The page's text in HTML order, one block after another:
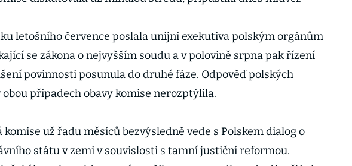
letošního července poslala unijní exekutiva polským orgánům
se zákona o nejvyšším soudu a v polovině srpna pak řízení
povinnosti posunula do druhé fáze. Odpověď polských
obou případech obavy komise nerozptýlila.
komise už řadu měsíců bezvýsledně vede s Polskem dialog o
státu v zemi v souvislosti s tamní justiční reformou.